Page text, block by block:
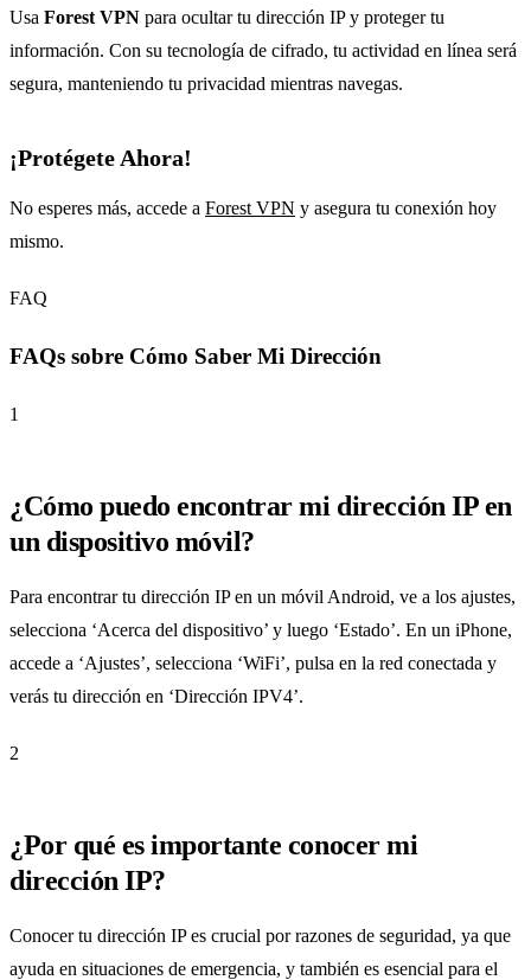
Usa Forest VPN para ocultar tu dirección IP y proteger tu
información. Con su tecnología de cifrado, tu actividad en línea será
segura, manteniendo tu privacidad mientras navegas.
¡Protégete Ahora!
No esperes más, accede a Forest VPN y asegura tu conexión hoy
mismo.
FAQ
FAQs sobre Cómo Saber Mi Dirección
1
¿Cómo puedo encontrar mi dirección IP en
un dispositivo móvil?
Para encontrar tu dirección IP en un móvil Android, ve a los ajustes,
selecciona ‘Acerca del dispositivo’ y luego ‘Estado’. En un iPhone,
accede a ‘Ajustes’, selecciona ‘WiFi’, pulsa en la red conectada y
verás tu dirección en ‘Dirección IPV4’.
2
¿Por qué es importante conocer mi
dirección IP?
Conocer tu dirección IP es crucial por razones de seguridad, ya que
ayuda en situaciones de emergencia, y también es esencial para el